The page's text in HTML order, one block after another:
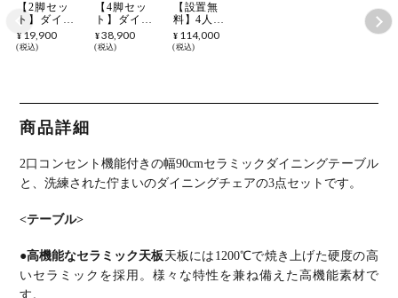
【2脚セッ
ト】ダイニ
ングチェア
VILO PUレ
デザインチ
ェア リビン
グ椅子 食卓
れ 黒 ブラ
ック グレー
アイボリー
¥ 19,900
税込
【4脚セッ
ト】ダイニ
ングチェア
VILO PUレ
デザインチ
れ 黒 ブラ
ック グレー
アイボリー
¥38,900
税込
【設置無
料】4人用
ダイニング
テーブルセ
ーブル モダ
ニングセッ
ト (幅150cm
食卓テーブ
¥ 114,000
税込
商品詳細
2口コンセント機能付きの幅90cmセラミックダイニングテーブル
と、洗練された佇まいのダイニングチェアの3点セットです。
<テーブル>
●高機能なセラミック天板天板には1200℃で焼き上げた硬度の高
いセラミックを採用。様々な特性を兼ね備えた高機能素材で
す。